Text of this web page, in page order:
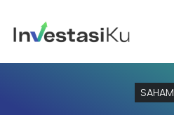
SAHAM